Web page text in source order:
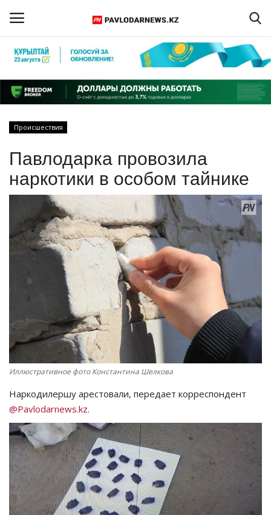
Регистрация
Главная
ПАВЛОДАРСКАЯ ОБЛАСТЬ
КАЗАХСТАН
МИР
СПЕЦПРОЕКТЫ
СПОРТ
Чек-лист
РАЗВЛЕЧЕНИЯ
Курултай
Язык
Қазақша Русский
Происшествия
Павлодарка провозила
наркотики в особом тайнике
Иллюстративное фото Константина Шелкова
Наркодилершу арестовали, передает корреспондент
@Pavlodarnews.kz.